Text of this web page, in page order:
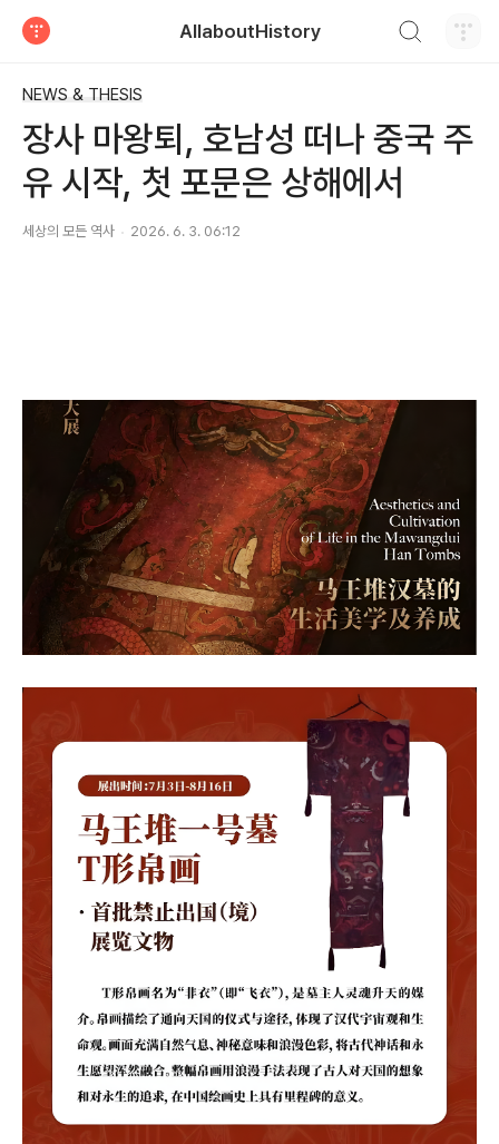
AllaboutHistory
NEWS & THESIS
장사 마왕퇴, 호남성 떠나 중국 주
유 시작, 첫 포문은 상해에서
세상의 모든 역사 2026. 6. 3. 06:12